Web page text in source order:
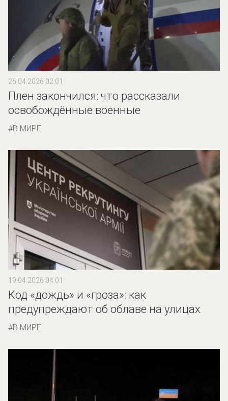
26.04.2026 02:01
Плен закончился: что рассказали
освобождённые военные
В МИРЕ
19.04.2026 04:01
Код «дождь» и «гроза»: как
предупреждают об облаве на улицах
В МИРЕ